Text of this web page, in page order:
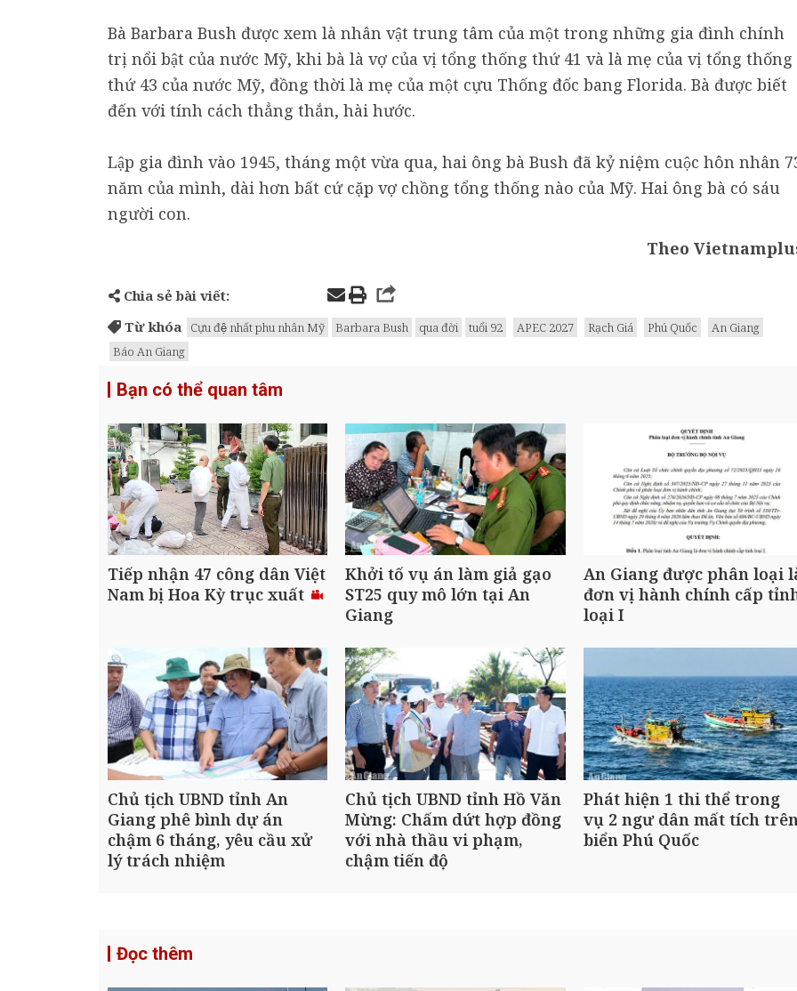
Bà Barbara Bush được xem là nhân vật trung tâm của một trong những gia đình chính
trị nổi bật của nước Mỹ, khi bà là vợ của vị tổng thống thứ 41 và là mẹ của vị tổng thống
thứ 43 của nước Mỹ, đồng thời là mẹ của một cựu Thống đốc bang Florida. Bà được biết
đến với tính cách thẳng thắn, hài hước.
Lập gia đình vào 1945, tháng một vừa qua, hai ông bà Bush đã kỷ niệm cuộc hôn nhân
năm của mình, dài hơn bất cứ cặp vợ chồng tổng thống nào của Mỹ. Hai ông bà có sáu
người con.
Theo
Chia sẻ bài viết:
Từ khóa
Cựu đệ nhất phu nhân Mỹ Barbara Bush qua đời tuổi 92 APEC 2027 Rạch Giá Phú Quốc
An Giang
Báo An Giang
Bạn có thể quan tâm
Tiếp nhận 47 công dân Việt
Nam bị Hoa Kỳ trục xuất
Khởi tố vụ án làm giả gạo
ST25 quy mô lớn tại An
Giang
An Giang được phân loại
đơn vị hành chính cấp
loại I
Chủ tịch UBND tỉnh An
Giang phê bình dự án
chậm 6 tháng, yêu cầu xử
lý trách nhiệm
Chủ tịch UBND tỉnh Hồ Văn
Mừng: Chấm dứt hợp đồng
với nhà thầu vi phạm,
chậm tiến độ
Phát hiện 1 thi thể trong
vụ 2 ngư dân mất tích
biển Phú Quốc
Đọc thêm